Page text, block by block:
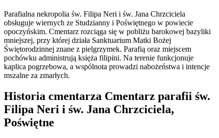
Parafialna nekropolia św. Filipa Neri i św. Jana Chrzciciela
obsługuje wiernych ze Studzianny i Poświętnego w powiecie
opoczyńskim. Cmentarz rozciąga się w pobliżu barokowej bazyliki
mniejszej, przy której działa Sanktuarium Matki Bożej
Świętorodzinnej znane z pielgrzymek. Parafią oraz miejscem
pochówku administrują księża filipini. Na terenie funkcjonuje
kaplica pogrzebowa, a wspólnota prowadzi nabożeństwa i intencje
mszalne za zmarłych.
Historia cmentarza Cmentarz parafii św.
Filipa Neri i św. Jana Chrzciciela,
Poświętne